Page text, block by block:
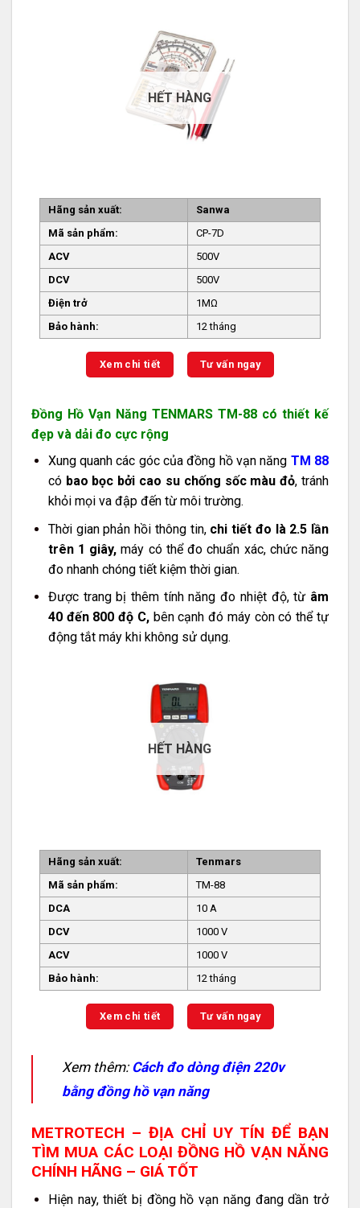
HẾT HÀNG
Hãng sản xuất:
Sanwa
Mã sản phẩm:
CP-7D
ACV
500V
DCV
500V
Điện trở
1MΩ
Bảo hành:
12 tháng
Xem chi tiết Tư vấn ngay
Đồng Hồ Vạn Năng TENMARS TM-88 có thiết kế
đẹp và dải đo cực rộng
Xung quanh các góc của đồng hồ vạn năng TM 88
có bao bọc bởi cao su chống sốc màu đỏ, tránh
khỏi mọi va đập đến từ môi trường.
Thời gian phản hồi thông tin, chi tiết đo là 2.5 lần
trên 1 giây, máy có thể đo chuẩn xác, chức năng
đo nhanh chóng tiết kiệm thời gian.
Được trang bị thêm tính năng đo nhiệt độ, từ âm
40 đến 800 độ C,bên cạnh đó máy còn có thể tự
động tắt máy khi không sử dụng.
HẾT HÀNG
Hãng sản xuất:
Tenmars
Mã sản phẩm:
TM-88
DCA
10 A
DCV
1000 V
ACV
1000 V
Bảo hành:
12 tháng
Xem chi tiết Tư vấn ngay
Xem thêm: Cách đo dòng điện 220v
bằng đồng hồ vạn năng
METROTECH – ĐỊA CHỈ UY TÍN ĐỂ BẠN
TÌM MUA CÁC LOẠI ĐỒNG HỒ VẠN NĂNG
CHÍNH HÃNG – GIÁ TỐT
Hiện nay, thiết bị đồng hồ vạn năng đang dần trở